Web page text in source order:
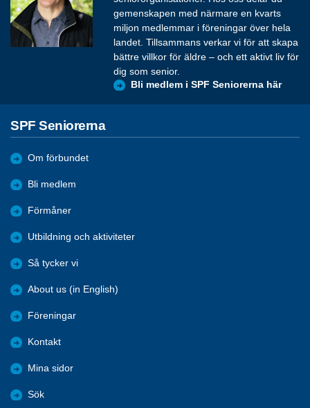
gemenskapen med närmare en kvarts
miljon medlemmar i föreningar över hela
landet. Tillsammans verkar vi för att skapa
bättre villkor för äldre – och ett aktivt liv för
dig som senior.
Bli medlem i SPF Seniorerna här
SPF Seniorerna
Om förbundet
Bli medlem
Förmåner
Utbildning och aktiviteter
Så tycker vi
About us (in English)
Föreningar
Kontakt
Mina sidor
Sök